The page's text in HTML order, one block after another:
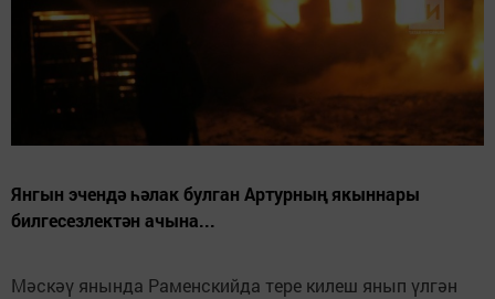
Янгын эчендә һәлак булган Артурның якыннары
билгесезлектән ачына...
Мәскәү янында Раменскийда тере килеш янып үлгән